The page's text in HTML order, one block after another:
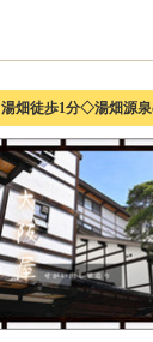
湯畑徒歩1分◇湯畑源